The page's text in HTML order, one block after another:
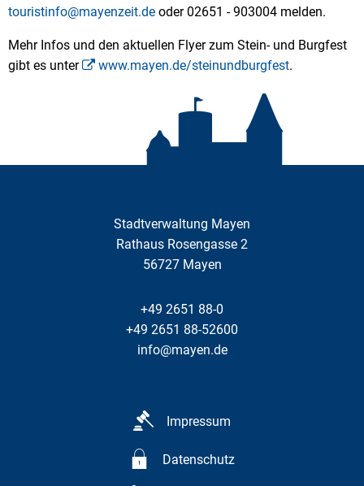
touristinfo@mayenzeit.de oder 02651 - 903004 melden.
Mehr Infos und den aktuellen Flyer zum Stein- und Burgfest
gibt es unter
www.mayen.de/steinundburgfest.
Stadtverwaltung Mayen
Rathaus Rosengasse 2
56727 Mayen
+49 2651 88-0
+49 2651 88-52600
info@mayen.de
Impressum
Datenschutz